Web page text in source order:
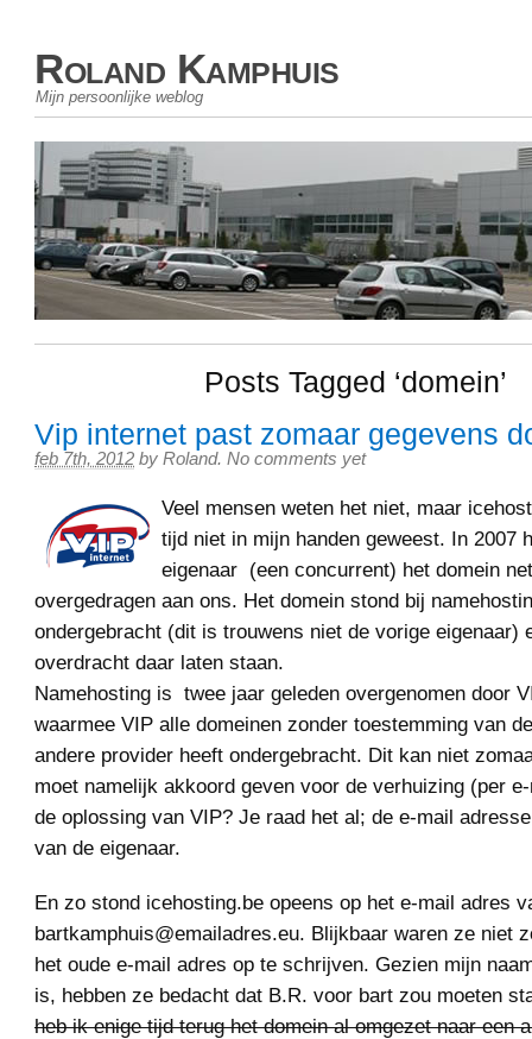
Roland Kamphuis
Mijn persoonlijke weblog
Posts Tagged ‘domein’
Vip internet past zomaar gegevens
feb 7th, 2012 by Roland. No comments yet
Veel mensen weten het niet, maar
tijd niet in mijn handen geweest. In 2007
eigenaar (een concurrent) het domein
overgedragen aan ons. Het domein stond bij
ondergebracht (dit is trouwens niet de vorige eigenaar)
overdracht daar laten staan.
Namehosting is twee jaar geleden overgenomen door
waarmee VIP alle domeinen zonder toestemming van
andere provider heeft ondergebracht. Dit kan niet
moet namelijk akkoord geven voor de verhuizing (per
de oplossing van VIP? Je raad het al; de e-mail
van de eigenaar.
En zo stond icehosting.be opeens op het e-mail adres
bartkamphuis@emailadres.eu. Blijkbaar waren ze niet
het oude e-mail adres op te schrijven. Gezien mijn
is, hebben ze bedacht dat B.R. voor bart zou moeten
heb ik enige tijd terug het domein al omgezet naar een